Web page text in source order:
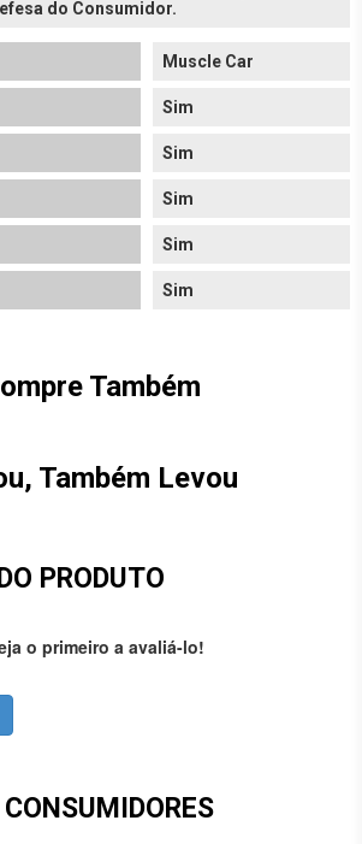
do Consumidor.
Muscle Car
Sim
Sim
Sim
Sim
Sim
Também
Também Levou
PRODUTO
o primeiro a avaliá-lo!